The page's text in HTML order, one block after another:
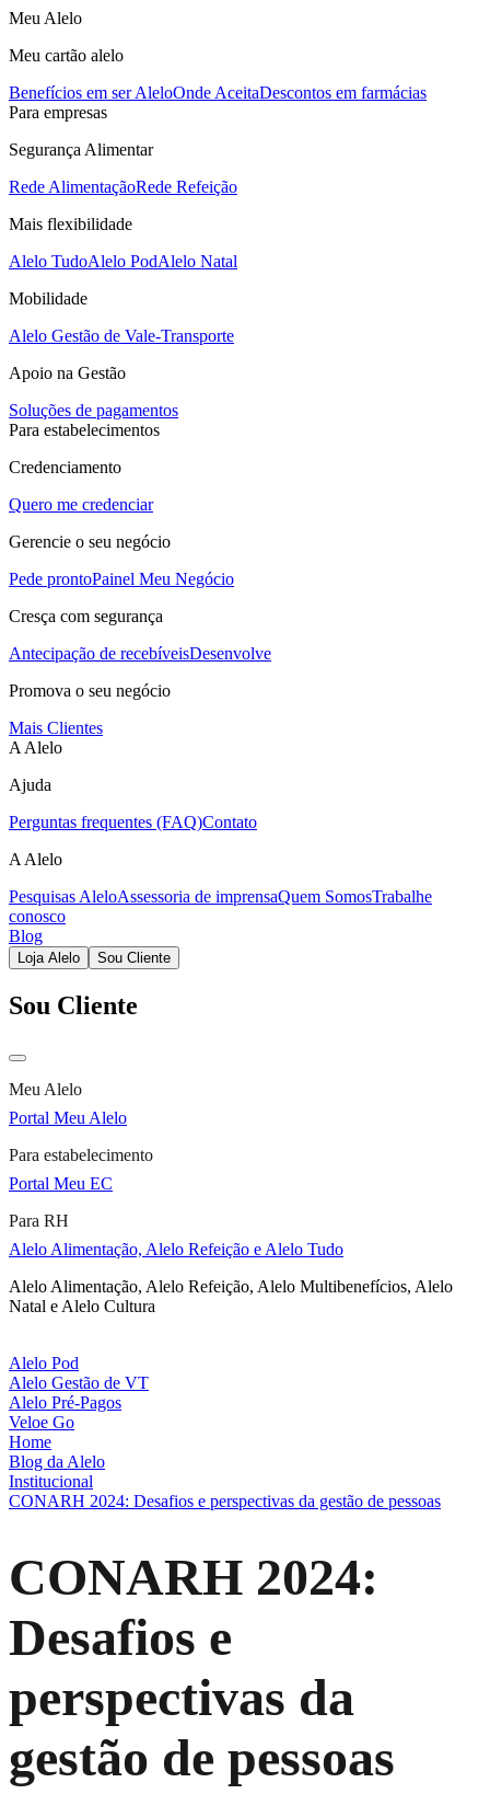
Meu Alelo
Meu cartão alelo
Benefícios em ser AleloOnde AceitaDescontos em farmácias
Para empresas
Segurança Alimentar
Rede AlimentaçãoRede Refeição
Mais flexibilidade
Alelo TudoAlelo PodAlelo Natal
Mobilidade
Alelo Gestão de Vale-Transporte
Apoio na Gestão
Soluções de pagamentos
Para estabelecimentos
Credenciamento
Quero me credenciar
Gerencie o seu negócio
Pede prontoPainel Meu Negócio
Cresça com segurança
Antecipação de recebíveisDesenvolve
Promova o seu negócio
Mais Clientes
A Alelo
Ajuda
Perguntas frequentes (FAQ)Contato
A Alelo
Pesquisas AleloAssessoria de imprensaQuem SomosTrabalhe
conosco
Blog
Loja Alelo Sou Cliente
Sou Cliente
Meu Alelo
Portal Meu Alelo
Para estabelecimento
Portal Meu EC
Para RH
Alelo Alimentação, Alelo Refeição e Alelo Tudo
Alelo Alimentação, Alelo Refeição, Alelo Multibenefícios, Alelo
Natal e Alelo Cultura
Alelo Pod
Alelo Gestão de VT
Alelo Pré-Pagos
Veloe Go
Home
Blog da Alelo
Institucional
CONARH 2024: Desafios e perspectivas da gestão de pessoas
CONARH 2024:
Desafios e
perspectivas da
gestão de pessoas